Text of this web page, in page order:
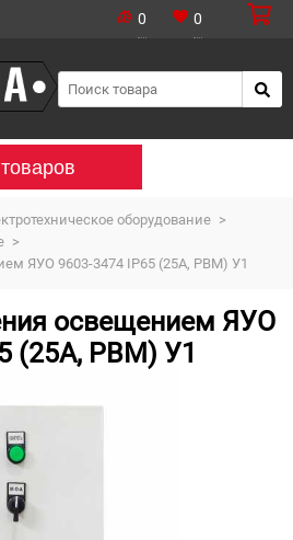
0 0
оборудование >
>
ЯУО 9603-3474 IP65 (25А, РВМ) У1
освещением ЯУО
(25А, РВМ) У1